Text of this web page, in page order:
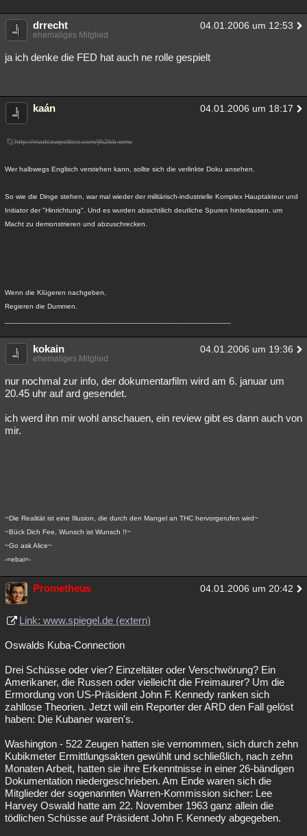
drrecht 04.01.2006 um 12:53
ehemaliges Mitglied
ja ich denke die FED hat auch ne rolle gespielt
kaán 04.01.2006 um 18:17
http://madcowpolitics.com/jfk2bb.wmv
Wer halbwegs Englisch verstehen kann, sollte sich die verlinkte Doku ansehen.
So wie die Dinge stehen, war mal wieder der militärisch-industrielle Komplex Hauptakteur und
Initiator der "Hinrichtung". Und es wurden absichtilich deutliche Spuren hinterlassen, um
Macht zu demonstrieren und abzuschrecken.
Wenn die Klügeren nachgeben,
Regieren die Dummen.
kokain 04.01.2006 um 19:36
ehemaliges Mitglied
nur nochmal zur info, der dokumentarfilm wird am 6. januar um
20.45 uhr auf ard gesendet.
ich werd ihn mir wohl anschauen, ein review gibt es dann auch von
mir.
~Die Realität ist eine Illusion, die durch den Mangel an THC hervorgerufen wird~
~Bück Dich Fee, Wunsch ist Wunsch !!~
~Go ask Alice~
-=ebai=-
Prometheus 04.01.2006 um 20:42
Link: www.spiegel.de (extern)
Oswalds Kuba-Connection
Drei Schüsse oder vier? Einzeltäter oder Verschwörung? Ein
Amerikaner, die Russen oder vielleicht die Freimaurer? Um die
Ermordung von US-Präsident John F. Kennedy ranken sich
zahllose Theorien. Jetzt will ein Reporter der ARD den Fall gelöst
haben: Die Kubaner waren's.
Washington - 522 Zeugen hatten sie vernommen, sich durch zehn
Kubikmeter Ermittlungsakten gewühlt und schließlich, nach zehn
Monaten Arbeit, hatten sie ihre Erkenntnisse in einer 26-bändigen
Dokumentation niedergeschrieben. Am Ende waren sich die
Mitglieder der sogenannten Warren-Kommission sicher: Lee
Harvey Oswald hatte am 22. November 1963 ganz allein die
tödlichen Schüsse auf Präsident John F. Kennedy abgegeben.